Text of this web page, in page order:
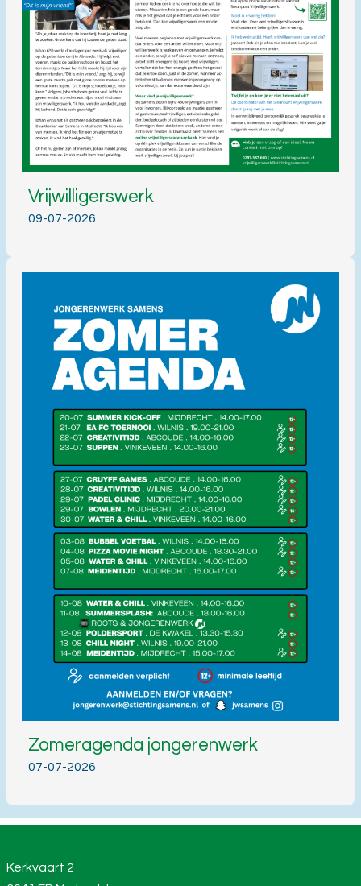
Vrijwilligerswerk
09-07-2026
Zomeragenda jongerenwerk
07-07-2026
Kerkvaart 2